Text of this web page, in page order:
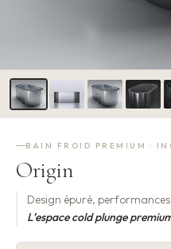
BAIN FROID PREMIUM ·
Origin
Design épuré,
L’espace cold plunge